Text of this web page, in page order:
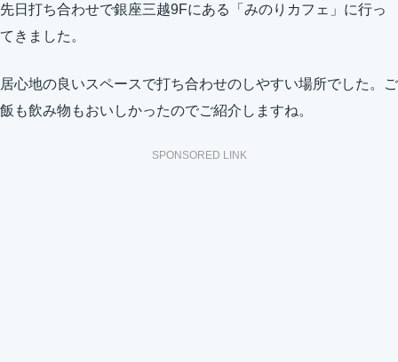
先日打ち合わせで銀座三越9Fにある「みのりカフェ」に行っ
てきました。
居心地の良いスペースで打ち合わせのしやすい場所でした。ご
飯も飲み物もおいしかったのでご紹介しますね。
SPONSORED LINK